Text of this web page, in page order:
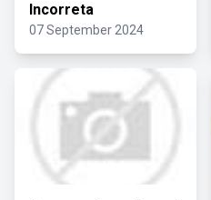
Incorreta
07 September 2024